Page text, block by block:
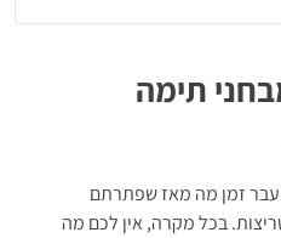
תימה
זמן מה מאז שפתרתם
בכל מקרה, אין לכם מה